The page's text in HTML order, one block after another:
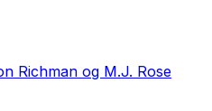
Richman og M.J. Rose